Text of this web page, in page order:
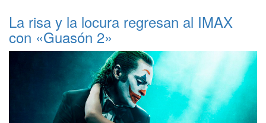
La risa y la locura regresan al IMAX
con «Guasón 2»